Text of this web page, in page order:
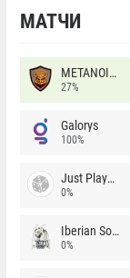
МАТЧИ
METANOIA Wolves
27%
Galorys
100%
Just Players
0%
Iberian Soul
0%